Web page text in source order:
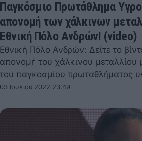
Παγκόσμιο Πρωτάθλημα
απονομή των χάλκινων
Εθνική Πόλο Ανδρών! (video)
Εθνική Πόλο Ανδρών: Δείτε το
απονομή του χάλκινου
του παγκοσμίου πρωταθλήματος
03 Ιουλίου 2022 23:49